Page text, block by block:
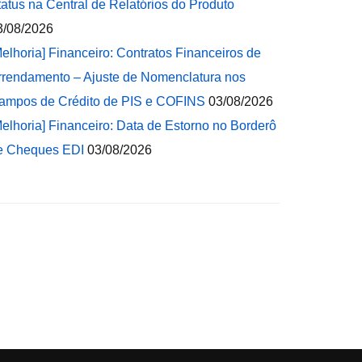
na Central de Relatórios do Produto
08/2026
Financeiro: Contratos Financeiros de
– Ajuste de Nomenclatura nos
de Crédito de PIS e COFINS 03/08/2026
Financeiro: Data de Estorno no Borderô
Cheques EDI 03/08/2026